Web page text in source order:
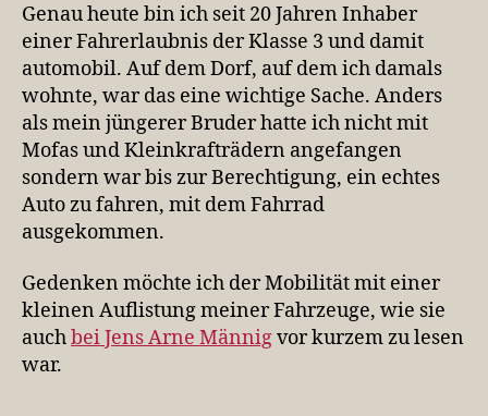
Genau heute bin ich seit 20 Jahren Inhaber
einer Fahrerlaubnis der Klasse 3 und damit
automobil. Auf dem Dorf, auf dem ich damals
wohnte, war das eine wichtige Sache. Anders
als mein jüngerer Bruder hatte ich nicht mit
Mofas und Kleinkrafträdern angefangen
sondern war bis zur Berechtigung, ein echtes
Auto zu fahren, mit dem Fahrrad
ausgekommen.
Gedenken möchte ich der Mobilität mit einer
kleinen Auflistung meiner Fahrzeuge, wie sie
auchbei Jens Arne Männigvor kurzem zu lesen
war.